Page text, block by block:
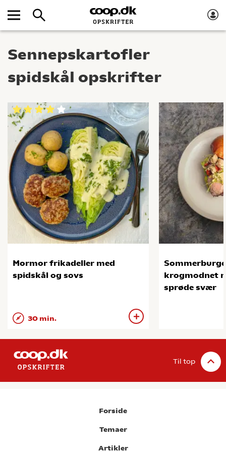
Sennepskartofler
spidskål opskrifter
Mormor frikadeller med
spidskål og sovs
30 min.
krogmodnet
sprøde svær
Til top
Forside
Temaer
Artikler